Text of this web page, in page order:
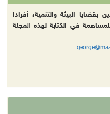
البيئة والتنمية، أفرادا
في الكتابة لهذه المجلة